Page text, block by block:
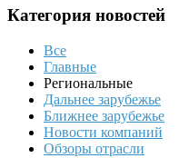
Динамика цен
Отзывы
Категория новостей
Все
Главные
Региональные
Дальнее зарубежье
Ближнее зарубежье
Новости компаний
Обзоры отрасли